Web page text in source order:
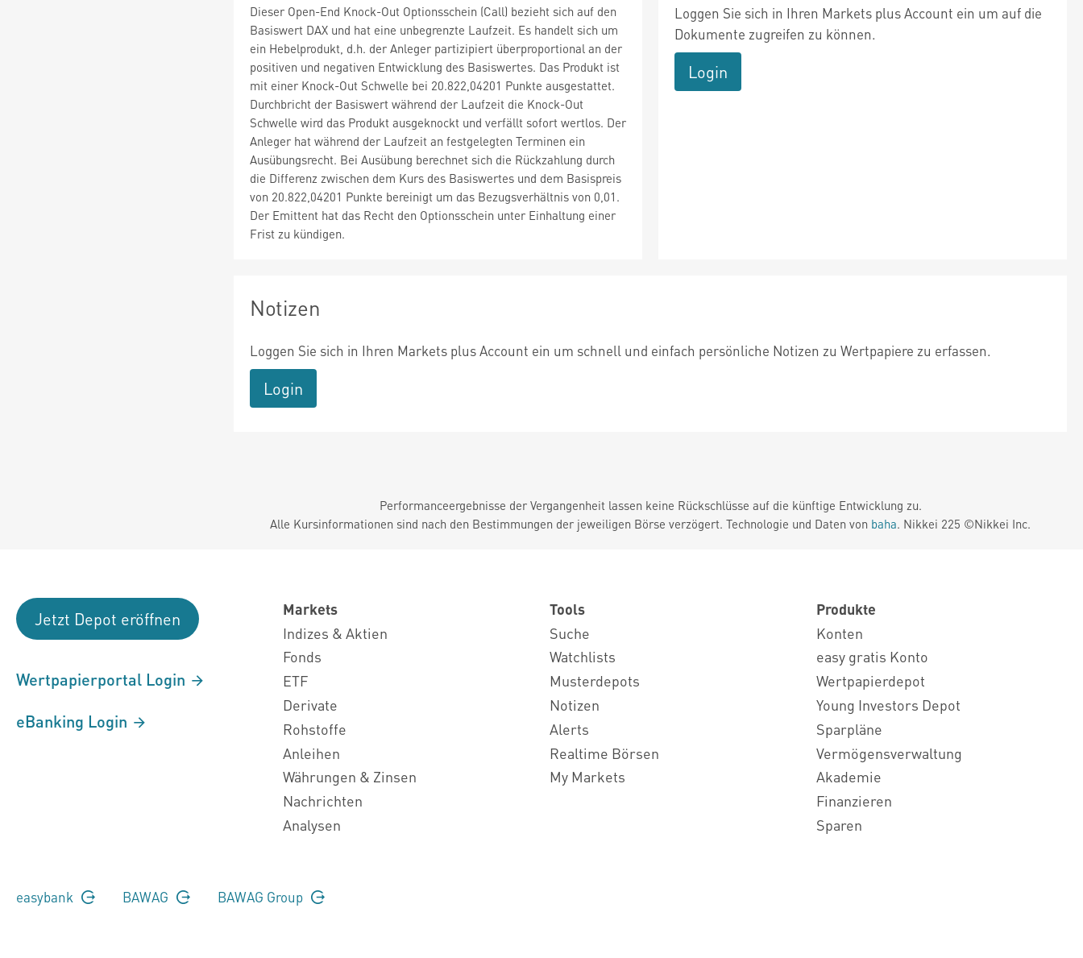
Dieser Open-End Knock-Out Optionsschein (Call) bezieht sich auf den
Basiswert DAX und hat eine unbegrenzte Laufzeit. Es handelt sich um
ein Hebelprodukt, d.h. der Anleger partizipiert überproportional an der
positiven und negativen Entwicklung des Basiswertes. Das Produkt ist
mit einer Knock-Out Schwelle bei 20.822,04201 Punkte ausgestattet.
Durchbricht der Basiswert während der Laufzeit die Knock-Out
Schwelle wird das Produkt ausgeknockt und verfällt sofort wertlos. Der
Anleger hat während der Laufzeit an festgelegten Terminen ein
Ausübungsrecht. Bei Ausübung berechnet sich die Rückzahlung durch
die Differenz zwischen dem Kurs des Basiswertes und dem Basispreis
von 20.822,04201 Punkte bereinigt um das Bezugsverhältnis von 0,01.
Der Emittent hat das Recht den Optionsschein unter Einhaltung einer
Frist zu kündigen.
Loggen Sie sich in Ihren Markets plus Account ein um auf die
Dokumente zugreifen zu können.
Login
Notizen
Loggen Sie sich in Ihren Markets plus Account ein um schnell und einfach persönliche Notizen zu Wertpapiere zu erfassen.
Login
Performanceergebnisse der Vergangenheit lassen keine Rückschlüsse auf die künftige Entwicklung zu.
Alle Kursinformationen sind nach den Bestimmungen der jeweiligen Börse verzögert. Technologie und Daten von baha. Nikkei 225 ©Nikkei Inc.
Jetzt Depot eröffnen
Wertpapierportal Login
eBanking Login
Markets
Indizes & Aktien
Fonds
ETF
Derivate
Rohstoffe
Anleihen
Währungen & Zinsen
Nachrichten
Analysen
Tools
Suche
Watchlists
Musterdepots
Notizen
Alerts
Realtime Börsen
My Markets
Produkte
Konten
easy gratis Konto
Wertpapierdepot
Young Investors Depot
Sparpläne
Vermögensverwaltung
Akademie
Finanzieren
Sparen
easybank BAWAG BAWAG Group